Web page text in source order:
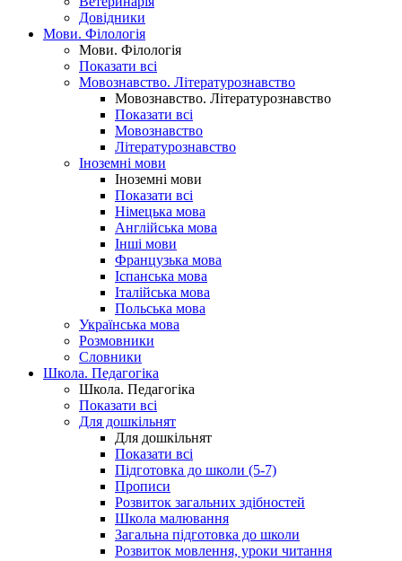
Довідники
Мови. Філологія
Мови. Філологія
Показати всі
Мовознавство. Літературознавство
Мовознавство. Літературознавство
Показати всі
Мовознавство
Літературознавство
Іноземні мови
Іноземні мови
Показати всі
Німецька мова
Англійська мова
Інші мови
Французька мова
Іспанська мова
Італійська мова
Польська мова
Українська мова
Розмовники
Словники
Школа. Педагогіка
Школа. Педагогіка
Показати всі
Для дошкільнят
Для дошкільнят
Показати всі
Підготовка до школи (5-7)
Прописи
Розвиток загальних здібностей
Школа малювання
Загальна підготовка до школи
Розвиток мовлення, уроки читання